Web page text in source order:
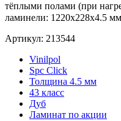
тёплыми полами (при
ламинели: 1220x228x4.5
Артикул: 213544
Vinilpol
Spc Click
Толщина 4.5 мм
43 класс
Дуб
Ламинат по акции